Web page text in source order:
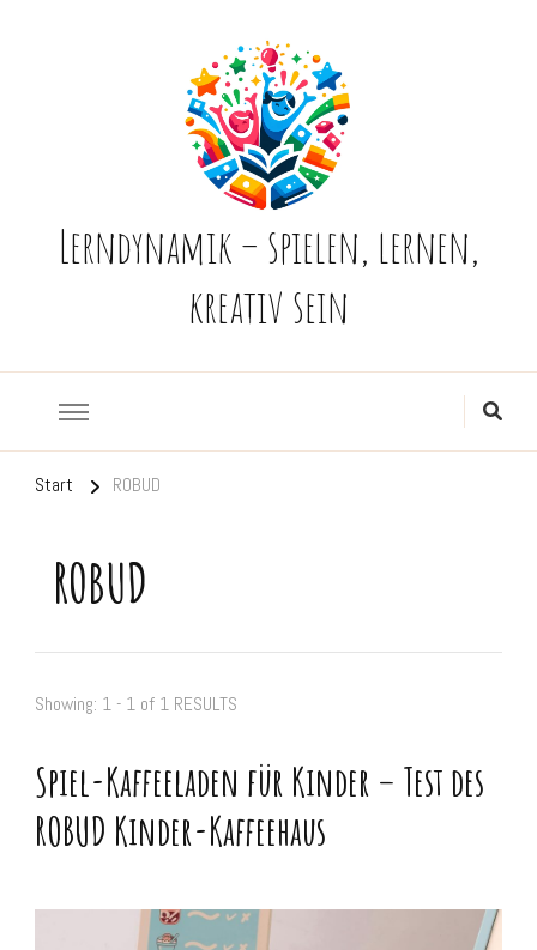
Lerndynamik – spielen, lernen,
kreativ sein
Start ROBUD
ROBUD
Showing: 1 - 1 of 1 RESULTS
Spiel-Kaffeeladen für Kinder – Test des
ROBUD Kinder-Kaffeehaus